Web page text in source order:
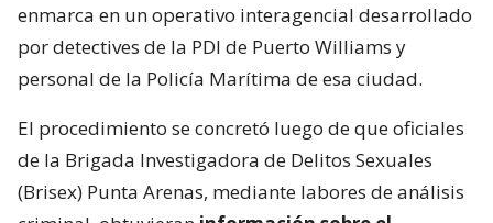
enmarca en un operativo interagencial desarrollado
por detectives de la PDI de Puerto Williams y
personal de la Policía Marítima de esa ciudad.
El procedimiento se concretó luego de que oficiales
de la Brigada Investigadora de Delitos Sexuales
(Brisex) Punta Arenas, mediante labores de análisis